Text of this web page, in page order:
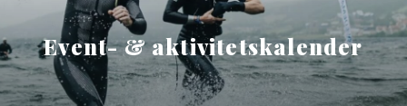
Event- & aktivitetskalender